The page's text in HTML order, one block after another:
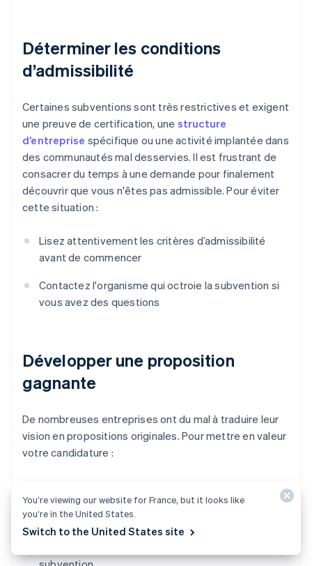
Déterminer les conditions
d’admissibilité
Certaines subventions sont très restrictives et exigent
une preuve de certification, une structure
d’entreprise spécifique ou une activité implantée dans
des communautés mal desservies. Il est frustrant de
consacrer du temps à une demande pour finalement
découvrir que vous n'êtes pas admissible. Pour éviter
cette situation :
Lisez attentivement les critères d’admissibilité
avant de commencer
Contactez l'organisme qui octroie la subvention si
vous avez des questions
Développer une proposition
gagnante
De nombreuses entreprises ont du mal à traduire leur
vision en propositions originales. Pour mettre en valeur
votre candidature :
quelqu’un qui ne connaît pas votre entreprise
Concentrez-vous sur les résultats et établissez un
You’re viewing our website for France, but it looks like
you’re in the United States.
Switch to the United States site